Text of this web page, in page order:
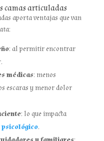
camas articuladas
aporta ventajas que van
: al permitir encontrar
médicas: menos
escaras y menor dolor
: lo que impacta
.